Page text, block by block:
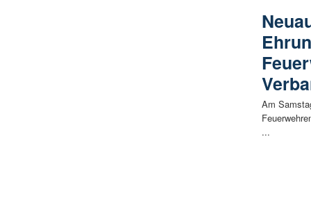
Am
...